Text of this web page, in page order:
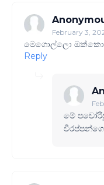
February 3,
මෙගොල්ලො ඔක්කොම
Reply
මේ